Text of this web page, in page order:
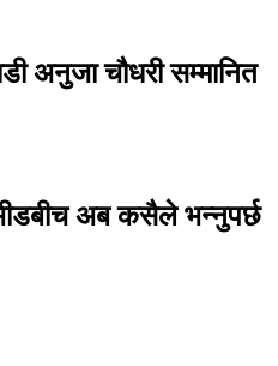
अनुजा चौधरी सम्मानित
अब कसैले भन्नुपर्छ